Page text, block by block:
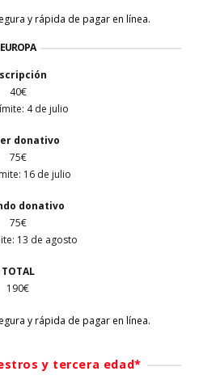
EUROPA
40€
4 de julio
donativo
75€
16 de julio
donativo
75€
13 de agosto
TOTAL
190€
y tercera edad*